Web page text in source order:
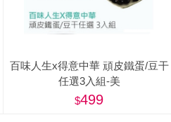
百味人生x得意中華 頑皮鐵蛋/豆干
任選3入組-美
499